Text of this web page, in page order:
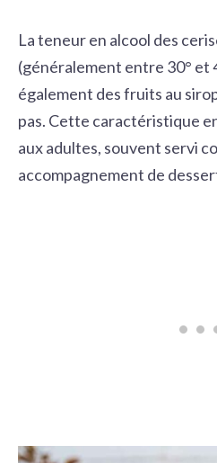
La teneur en alcool des
(généralement entre 30° et
également des fruits au
pas. Cette caractéristique
aux adultes, souvent servi
accompagnement de